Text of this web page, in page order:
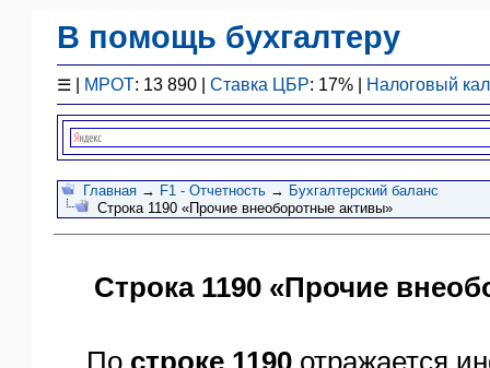
В помощь бухгалтеру
☰ МРОТ: 13 890 | Ставка ЦБР: 17% | Налоговый
Законодательство
F1 - Отчетность
План счетов
Справочник
Упрощенка
Договоры
Главная → F1 - Отчетность → Бухгалтерский баланс
Строка 1190 «Прочие внеоборотные активы»
Строка 1190 «Прочие
По строке 1190 отражается